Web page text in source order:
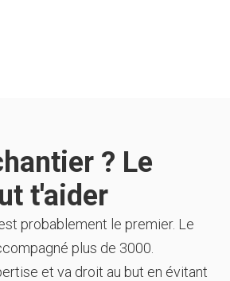
? Le
t'aider
probablement le premier. Le
plus de 3000.
et va droit au but en évitant